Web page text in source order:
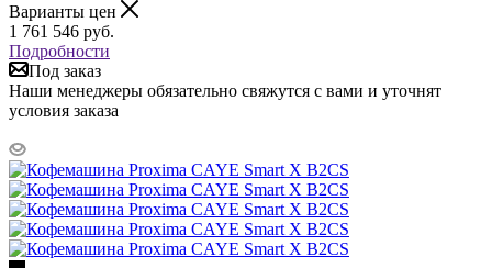
Варианты цен
1 761 546 руб.
Подробности
Под заказ
Наши менеджеры обязательно свяжутся с вами и уточнят
условия заказа